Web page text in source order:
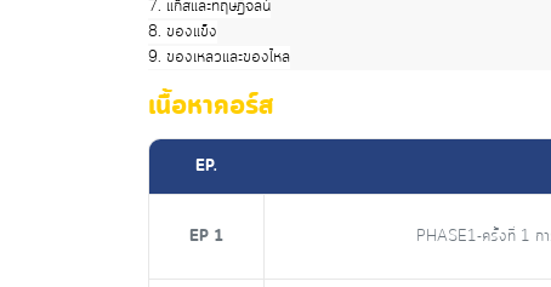
7. แก๊สและทฤษฎีจลน์
8. ของแข็ง
9. ของเหลวและของไหล
เนื้อหาคอร์ส
EP.
EP 1 PHASE1-ครั้งที่ 1 ก